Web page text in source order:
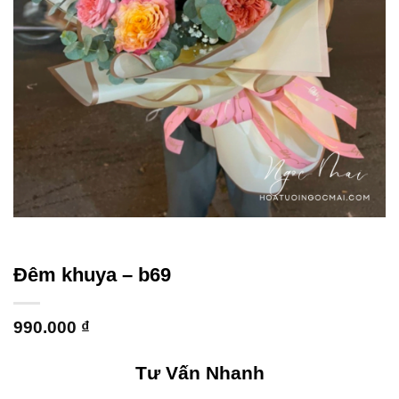
Đêm khuya – b69
990.000 ₫
Tư Vấn Nhanh